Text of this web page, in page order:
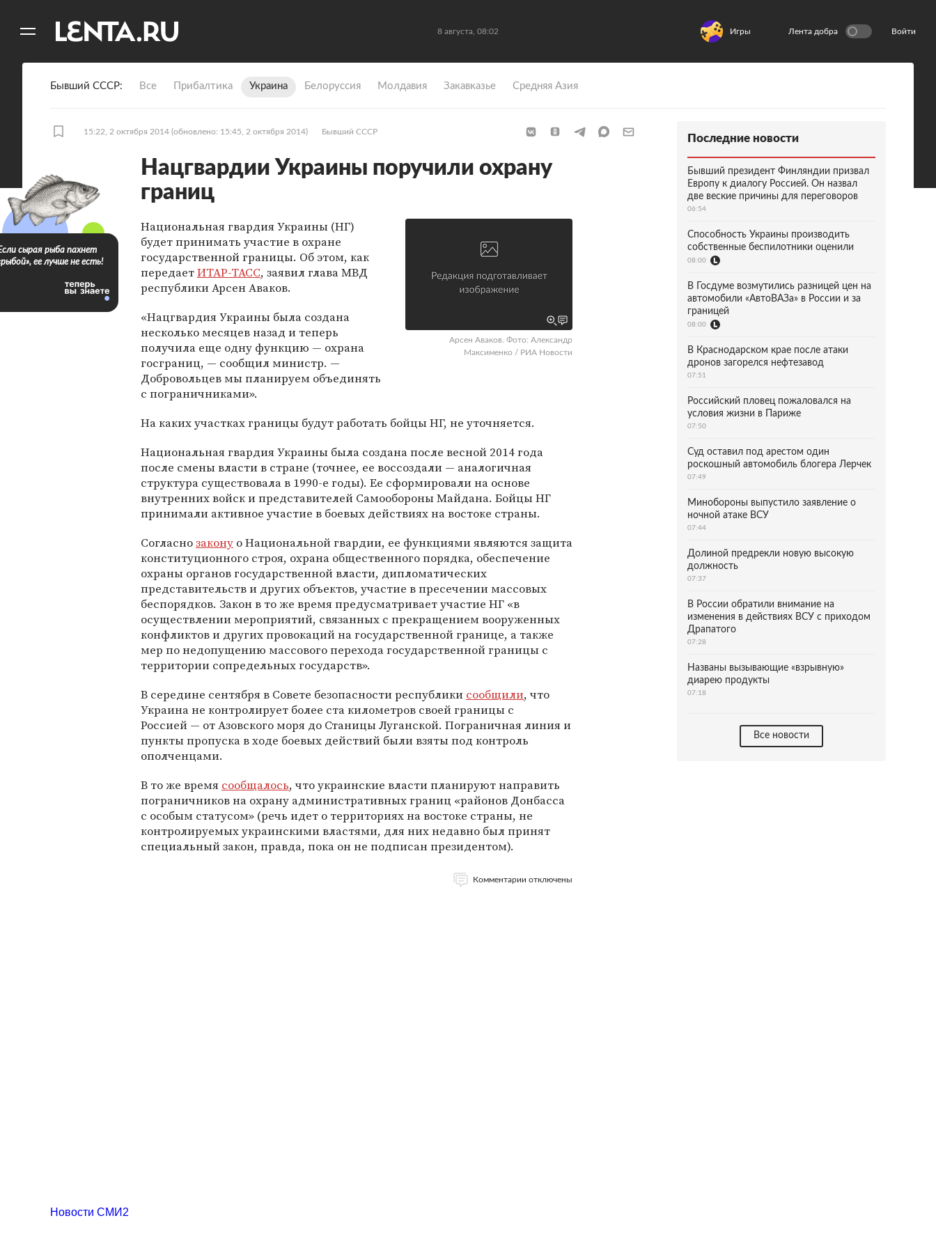
8 августа, 08:02 Игры Лента добра Войти
Бывший СССР Все Прибалтика Украина Белоруссия Молдавия Закавказье Средняя Азия
15:22, 2 октября 2014 (обновлено: 15:45, 2 октября 2014) Бывший СССР
Нацгвардии Украины поручили охрану
границ
Арсен Аваков. Фото: Александр
Максименко / РИА Новости
Национальная гвардия Украины (НГ)
будет принимать участие в охране
государственной границы. Об этом, как
передаетИТАР-ТАСС, заявил глава МВД
республики Арсен Аваков.
«Нацгвардия Украины была создана
несколько месяцев назад и теперь
получила еще одну функцию — охрана
госграниц, — сообщил министр. —
Добровольцев мы планируем объединять
с пограничниками».
На каких участках границы будут работать бойцы НГ, не уточняется.
Национальная гвардия Украины была создана после весной 2014 года
после смены власти в стране (точнее, ее воссоздали — аналогичная
структура существовала в 1990-е годы). Ее сформировали на основе
внутренних войск и представителей Самообороны Майдана. Бойцы НГ
принимали активное участие в боевых действиях на востоке страны.
Согласнозакону о Национальной гвардии, ее функциями являются защита
конституционного строя, охрана общественного порядка, обеспечение
охраны органов государственной власти, дипломатических
представительств и других объектов, участие в пресечении массовых
беспорядков. Закон в то же время предусматривает участие НГ «в
осуществлении мероприятий, связанных с прекращением вооруженных
конфликтов и других провокаций на государственной границе, а также
мер по недопущению массового перехода государственной границы с
территории сопредельных государств».
В середине сентября в Совете безопасности республики сообщили, что
Украина не контролирует более ста километров своей границы с
Россией — от Азовского моря до Станицы Луганской. Пограничная линия и
пункты пропуска в ходе боевых действий были взяты под контроль
ополченцами.
В то же время сообщалось, что украинские власти планируют направить
пограничников на охрану административных границ «районов Донбасса
с особым статусом» (речь идет о территориях на востоке страны, не
контролируемых украинскими властями, для них недавно был принят
специальный закон, правда, пока он не подписан президентом).
Комментарии отключены
сырая рыба пахнет
ее лучше не есть!
Последние новости
Бывший президент Финляндии призвал
Европу к диалогу Россией. Он назвал
две веские причины для переговоров
06:54
Способность Украины производить
собственные беспилотники оценили
08:00
В Госдуме возмутились разницей цен на
автомобили «АвтоВАЗа» в России и за
границей
08:00
В Краснодарском крае после атаки
дронов загорелся нефтезавод
07:51
Российский пловец пожаловался на
условия жизни в Париже
07:50
Суд оставил под арестом один
роскошный автомобиль блогера Лерчек
07:49
Минобороны выпустило заявление о
ночной атаке ВСУ
07:44
Долиной предрекли новую высокую
должность
07:37
В России обратили внимание на
изменения в действиях ВСУ с приходом
Драпатого
07:28
Названы вызывающие «взрывную»
диарею продукты
07:18
Все новости
Новости СМИ2